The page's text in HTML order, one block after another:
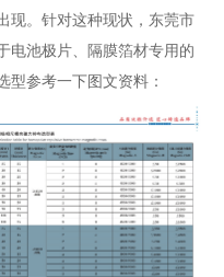
现。针对这种现状，东莞市
电池极片、隔膜箔材专用的
型参考一下图文资料：